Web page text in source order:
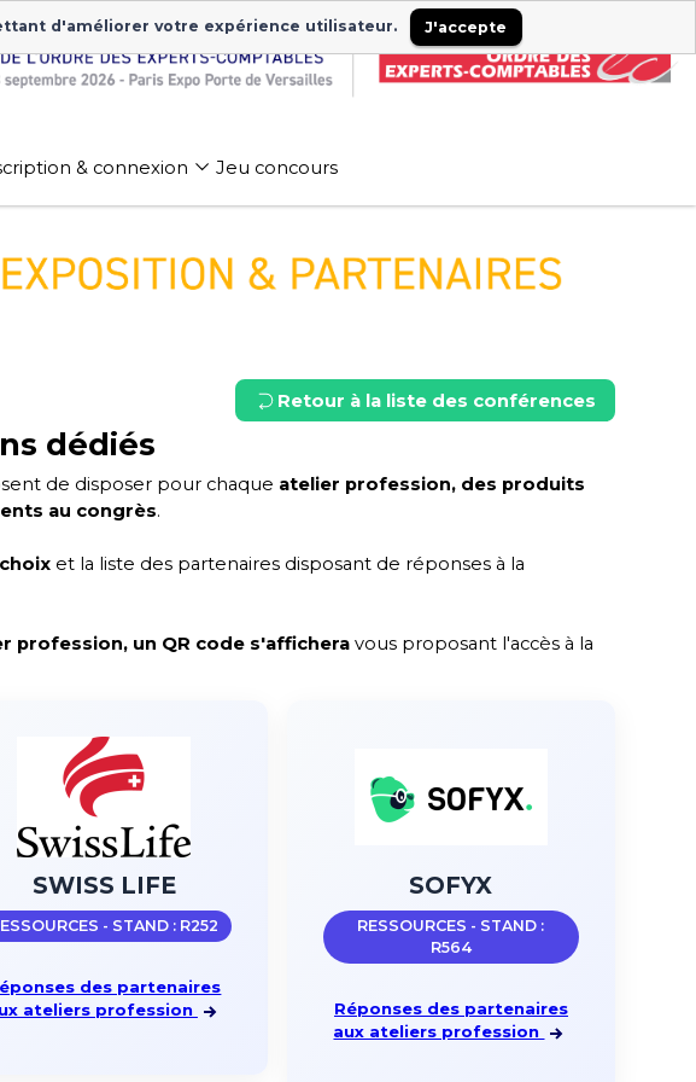
& connexion Jeu concours
Retour à la liste des conférences
dédiés
de disposer pour chaque atelier profession, des produits
au congrès.
et la liste des partenaires disposant de réponses à la
profession, un QR code s'affichera vous proposant l'accès à la
SWISS LIFE
- STAND : R252
des partenaires
ateliers profession
SOFYX
RESSOURCES - STAND :
R564
Réponses des partenaires
aux ateliers profession
d'améliorer votre expérience utilisateur. J'accepte